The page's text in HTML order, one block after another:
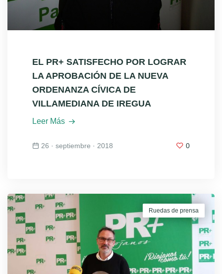
EL PR+ SATISFECHO POR LOGRAR
LA APROBACIÓN DE LA NUEVA
ORDENANZA CÍVICA DE
VILLAMEDIANA DE IREGUA
Leer Más
26 · septiembre · 2018 0
Ruedas de prensa